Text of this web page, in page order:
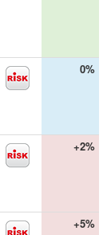
0%
+2%
+5%